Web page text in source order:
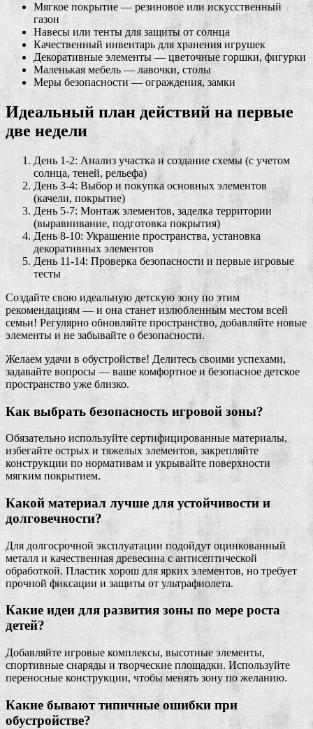
Мягкое покрытие — резиновое или искусственный
газон
Навесы или тенты для защиты от солнца
Качественный инвентарь для хранения игрушек
Декоративные элементы — цветочные горшки, фигурки
Маленькая мебель — лавочки, столы
Меры безопасности — ограждения, замки
Идеальный план действий на первые
две недели
День 1-2: Анализ участка и создание схемы (с учетом
солнца, теней, рельефа)
День 3-4: Выбор и покупка основных элементов
(качели, покрытие)
День 5-7: Монтаж элементов, заделка территории
(выравнивание, подготовка покрытия)
День 8-10: Украшение пространства, установка
декоративных элементов
День 11-14: Проверка безопасности и первые игровые
тесты
Создайте свою идеальную детскую зону по этим
рекомендациям — и она станет излюбленным местом всей
семьи! Регулярно обновляйте пространство, добавляйте новые
элементы и не забывайте о безопасности.
Желаем удачи в обустройстве! Делитесь своими успехами,
задавайте вопросы — ваше комфортное и безопасное детское
пространство уже близко.
Как выбрать безопасность игровой зоны?
Обязательно используйте сертифицированные материалы,
избегайте острых и тяжелых элементов, закрепляйте
конструкции по нормативам и укрывайте поверхности
мягким покрытием.
Какой материал лучше для устойчивости и
долговечности?
Для долгосрочной эксплуатации подойдут оцинкованный
металл и качественная древесина с антисептической
обработкой. Пластик хорош для ярких элементов, но требует
прочной фиксации и защиты от ультрафиолета.
Какие идеи для развития зоны по мере роста
детей?
Добавляйте игровые комплексы, высотные элементы,
спортивные снаряды и творческие площадки. Используйте
переносные конструкции, чтобы менять зону по желанию.
Какие бывают типичные ошибки при
обустройстве?